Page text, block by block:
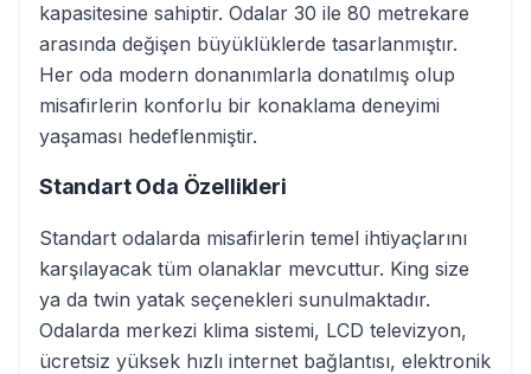
kapasitesine sahiptir. Odalar 30 ile 80 metrekare
arasında değişen büyüklüklerde tasarlanmıştır.
Her oda modern donanımlarla donatılmış olup
misafirlerin konforlu bir konaklama deneyimi
yaşaması hedeflenmiştir.
Standart Oda Özellikleri
Standart odalarda misafirlerin temel ihtiyaçlarını
karşılayacak tüm olanaklar mevcuttur. King size
ya da twin yatak seçenekleri sunulmaktadır.
Odalarda merkezi klima sistemi, LCD televizyon,
ücretsiz yüksek hızlı internet bağlantısı, elektronik